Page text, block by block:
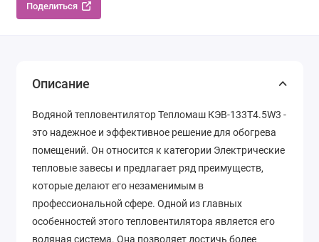
Поделиться
Описание
Водяной тепловентилятор Тепломаш КЭВ-133Т4.5W3 -
это надежное и эффективное решение для обогрева
помещений. Он относится к категории Электрические
тепловые завесы и предлагает ряд преимуществ,
которые делают его незаменимым в
профессиональной сфере. Одной из главных
особенностей этого тепловентилятора является его
водяная система. Она позволяет достичь более